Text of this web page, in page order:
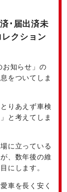
･届出済未
クション
お知らせ」の
をついてしま
りあえず車検
と考えてしま
に立っている
、数年後の維
にします。
車を長く安く